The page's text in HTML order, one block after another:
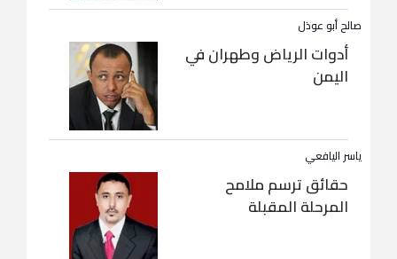
صالح أبو عوذل
أدوات الرياض وطهران في
اليمن
ياسر اليافعي
حقائق ترسم ملامح
المرحلة المقبلة